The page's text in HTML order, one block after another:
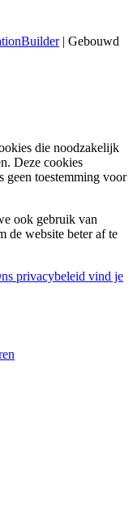
| Gebouwd
die noodzakelijk
Deze cookies
geen toestemming voor
ook gebruik van
de website beter af te
privacybeleid vind je